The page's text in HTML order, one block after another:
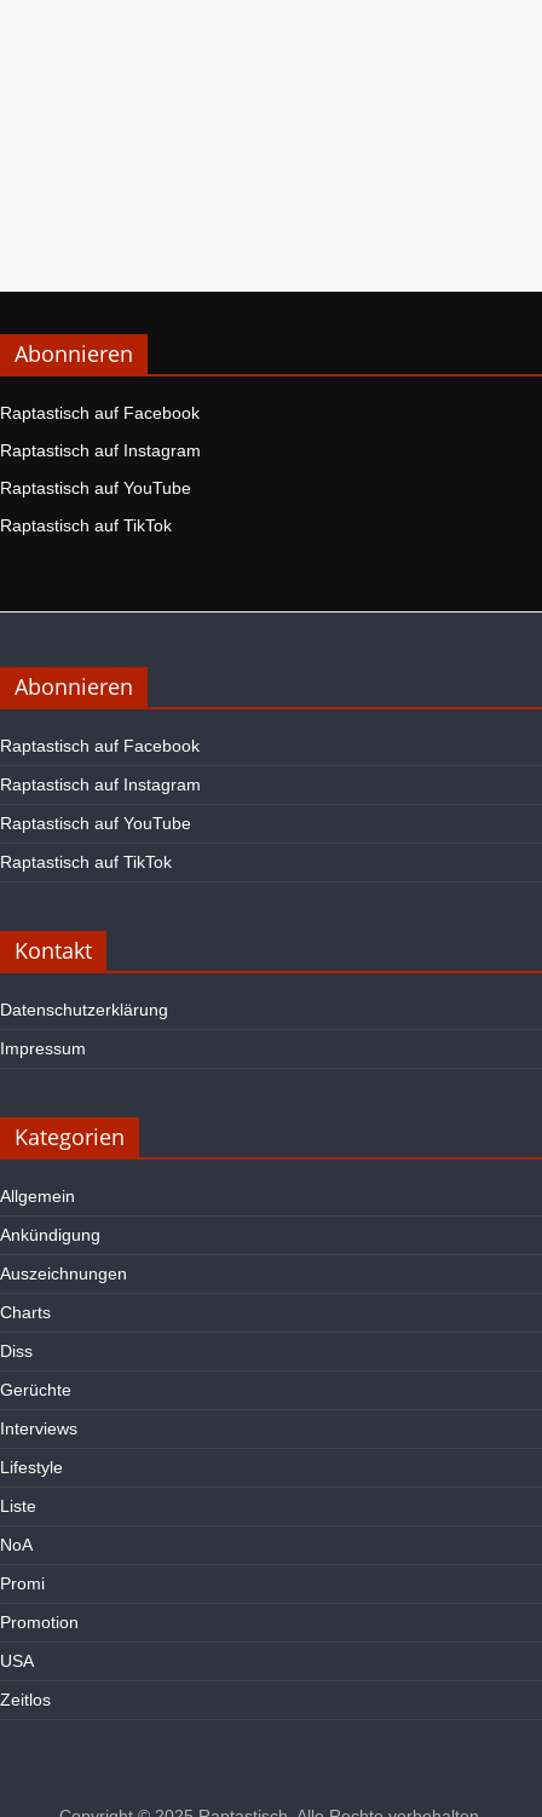
Abonnieren
Raptastisch auf Facebook
Raptastisch auf Instagram
Raptastisch auf YouTube
Raptastisch auf TikTok
Abonnieren
Raptastisch auf Facebook
Raptastisch auf Instagram
Raptastisch auf YouTube
Raptastisch auf TikTok
Kontakt
Datenschutzerklärung
Impressum
Kategorien
Allgemein
Ankündigung
Auszeichnungen
Charts
Diss
Gerüchte
Interviews
Lifestyle
Liste
NoA
Promi
Promotion
USA
Zeitlos